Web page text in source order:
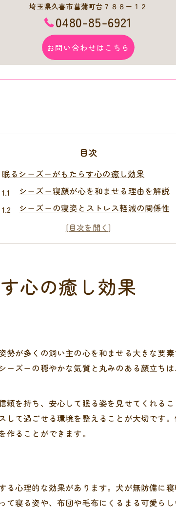
埼玉県久喜市菖蒲町台７８８ー１２
0480-85-6921
お問い合わせはこちら
目次
眠るシーズーがもたらす心の癒し効果
シーズー寝顔が心を和ませる理由を解説
シーズーの寝姿とストレス軽減の関係性
シーズー犬が与える癒しの心理的作用とは
シーズー寝顔で家族の笑顔が増える秘密
寝顔観察で分かるシーズーの健康サイン
シーズー寝顔から読み取る体調の変化
健康なシーズーの寝顔を見分けるポイント
犬に布団や毛布を活用した寝床環境の工
シーズー犬向けの静かな寝室作りのポイン
気持ちよさそうな寝顔に隠れる健康維持ポイン
シーズー寝顔と日々の健康チェックの重
心の癒し効果
勢が多くの飼い主の心を和ませる大きな要
ズーの穏やかな気質と丸みのある顔立ち
頼を持ち、安心して眠る姿を見せてくれる
て過ごせる環境を整えることが大切です
ることができます。
心理的な効果があります。犬が無防備に
寝る姿や、布団や毛布にくるまる可愛ら